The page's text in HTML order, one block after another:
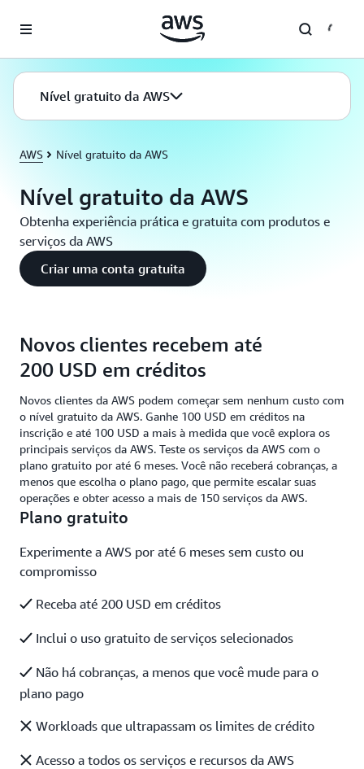
Pular para o conteúdo principal
Nível gratuito da AWS
AWS Nível gratuito da AWS
Nível gratuito da AWS
Obtenha experiência prática e gratuita com produtos e
serviços da AWS
Criar uma conta gratuita
Novos clientes recebem até
200 USD em créditos
Novos clientes da AWS podem começar sem nenhum custo com
o nível gratuito da AWS. Ganhe 100 USD em créditos na
inscrição e até 100 USD a mais à medida que você explora os
principais serviços da AWS. Teste os serviços da AWS com o
plano gratuito por até 6 meses. Você não receberá cobranças, a
menos que escolha o plano pago, que permite escalar suas
operações e obter acesso a mais de 150 serviços da AWS.
Plano gratuito
Experimente a AWS por até 6 meses sem custo ou
compromisso
Receba até 200 USD em créditos
Inclui o uso gratuito de serviços selecionados
Não há cobranças, a menos que você mude para o
plano pago
Workloads que ultrapassam os limites de crédito
Acesso a todos os serviços e recursos da AWS